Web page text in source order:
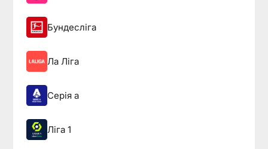
Бундесліга
Ла Ліга
Серія а
Ліга 1